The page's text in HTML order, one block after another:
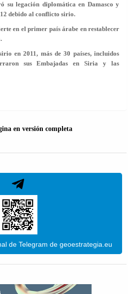
su legación diplomática en Damasco y
debido al conflicto sirio.
en el primer país árabe en restablecer
en 2011, más de 30 países, incluidos
sus Embajadas en Siria y las
en versión completa
de Telegram de geoestrategia.eu